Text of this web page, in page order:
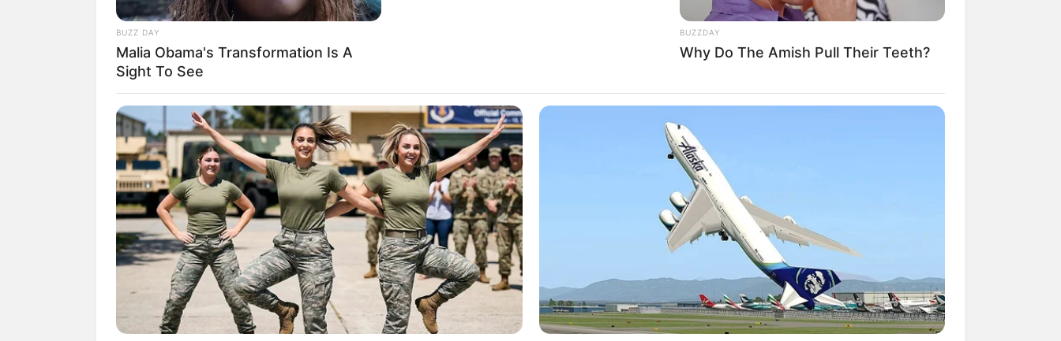
Cofrinho de garrafa PET
BUZZ DAY
Malia Obama's Transformation Is A
Sight To See
BUZZDAY
Why Do The Amish Pull Their Teeth?